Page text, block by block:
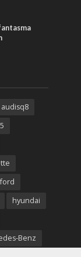
audisq8
ford
hyundai
Benz